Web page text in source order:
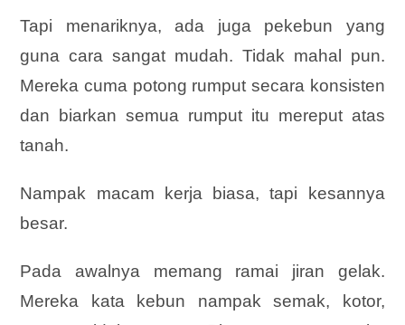
Tapi menariknya, ada juga pekebun yang
guna cara sangat mudah. Tidak mahal pun.
Mereka cuma potong rumput secara konsisten
dan biarkan semua rumput itu mereput atas
tanah.
Nampak macam kerja biasa, tapi kesannya
besar.
Pada awalnya memang ramai jiran gelak.
Mereka kata kebun nampak semak, kotor,